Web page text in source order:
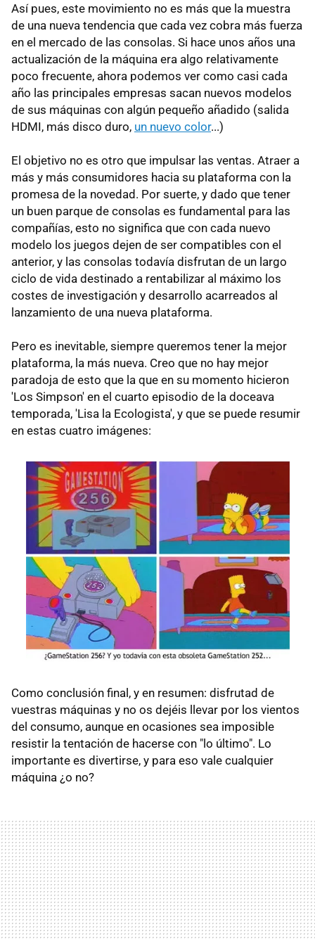
Así pues, este movimiento no es más que la muestra
de una nueva tendencia que cada vez cobra más fuerza
en el mercado de las consolas. Si hace unos años una
actualización de la máquina era algo relativamente
poco frecuente, ahora podemos ver como casi cada
año las principales empresas sacan nuevos modelos
de sus máquinas con algún pequeño añadido (salida
HDMI, más disco duro, un nuevo color...)
El objetivo no es otro que impulsar las ventas. Atraer a
más y más consumidores hacia su plataforma con la
promesa de la novedad. Por suerte, y dado que tener
un buen parque de consolas es fundamental para las
compañías, esto no significa que con cada nuevo
modelo los juegos dejen de ser compatibles con el
anterior, y las consolas todavía disfrutan de un largo
ciclo de vida destinado a rentabilizar al máximo los
costes de investigación y desarrollo acarreados al
lanzamiento de una nueva plataforma.
Pero es inevitable, siempre queremos tener la mejor
plataforma, la más nueva. Creo que no hay mejor
paradoja de esto que la que en su momento hicieron
'Los Simpson' en el cuarto episodio de la doceava
temporada, 'Lisa la Ecologista', y que se puede resumir
en estas cuatro imágenes:
Como conclusión final, y en resumen: disfrutad de
vuestras máquinas y no os dejéis llevar por los vientos
del consumo, aunque en ocasiones sea imposible
resistir la tentación de hacerse con "lo último". Lo
importante es divertirse, y para eso vale cualquier
máquina ¿o no?